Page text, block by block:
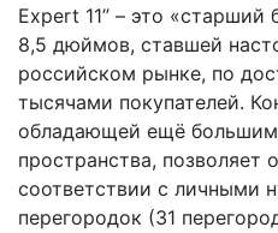
Expert 11” – это
8,5 дюймов, ставшей
российском рынке, по
тысячами покупателей.
обладающей ещё
пространства, позволяет
соответствии с личными
перегородок (31